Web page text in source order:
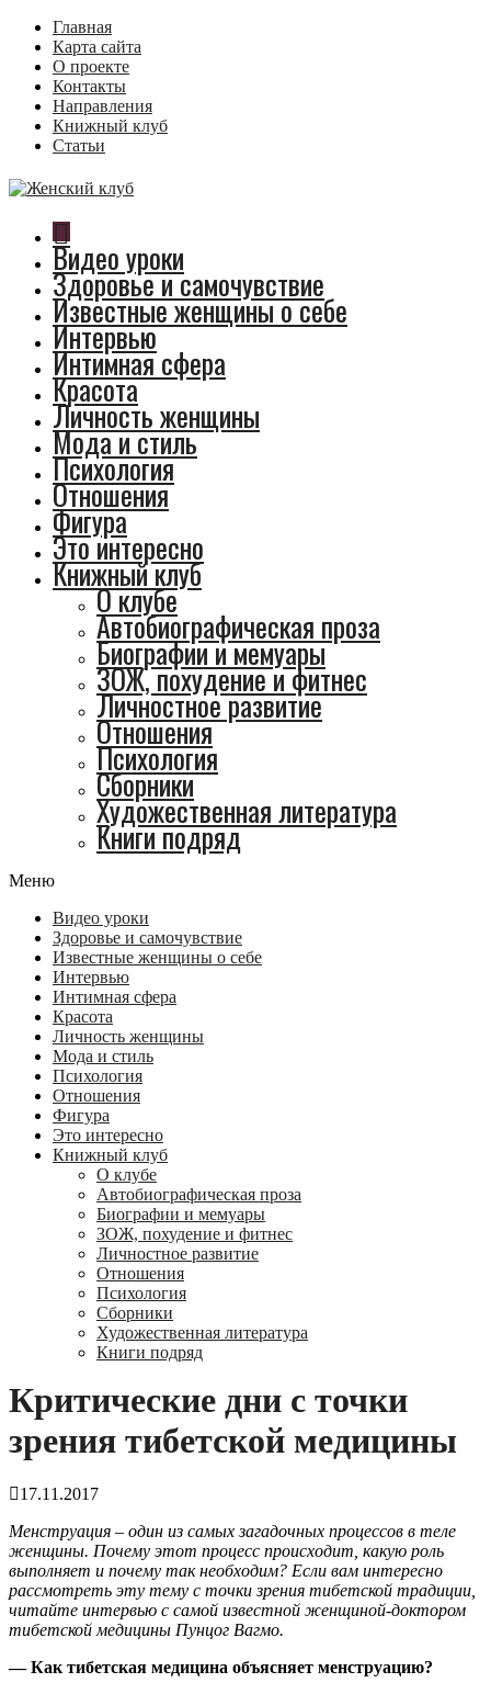
Главная
Карта сайта
О проекте
Контакты
Направления
Книжный клуб
Статьи
Видео уроки
Здоровье и самочувствие
Известные женщины о себе
Интервью
Интимная сфера
Красота
Личность женщины
Мода и стиль
Психология
Отношения
Фигура
Это интересно
Книжный клуб
О клубе
Автобиографическая проза
Биографии и мемуары
ЗОЖ, похудение и фитнес
Личностное развитие
Отношения
Психология
Сборники
Художественная литература
Книги подряд
Меню
Видео уроки
Здоровье и самочувствие
Известные женщины о себе
Интервью
Интимная сфера
Красота
Личность женщины
Мода и стиль
Психология
Отношения
Фигура
Это интересно
Книжный клуб
О клубе
Автобиографическая проза
Биографии и мемуары
ЗОЖ, похудение и фитнес
Личностное развитие
Отношения
Психология
Сборники
Художественная литература
Книги подряд
Критические дни с точки
зрения тибетской медицины
17.11.2017
Менструация – один из самых загадочных процессов в теле
женщины. Почему этот процесс происходит, какую роль
выполняет и почему так необходим? Если вам интересно
рассмотреть эту тему с точки зрения тибетской традиции,
читайте интервью с самой известной женщиной-доктором
тибетской медицины Пунцог Вагмо.
— Как тибетская медицина объясняет менструацию?